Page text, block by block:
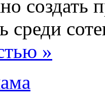
создать
среди
»